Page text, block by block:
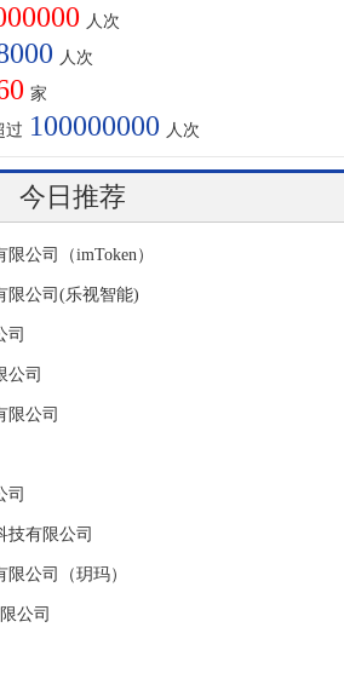
人次
人次
家
过 100000000 人次
今日推荐
公司（imToken）
限公司(乐视智能)
司
公司
限公司
司
技有限公司
公司（玥玛）
公司